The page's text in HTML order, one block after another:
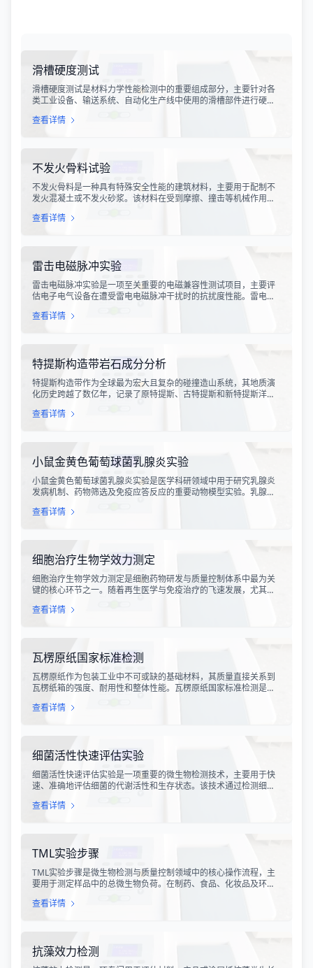
滑槽硬度测试
滑槽硬度测试是材料力学性能检测中的重要组成部分，主要针对各
类工业设备、输送系统、自动化生产线中使用的滑槽部件进行硬度
响设备的使用寿命、运行稳定性和安全性。通过科学的硬度测试，
查看详情
不发火骨料试验
不发火骨料是一种具有特殊安全性能的建筑材料，主要用于配制不
发火混凝土或不发火砂浆。该材料在受到摩擦、撞击等机械作用
炸事故的风险。不发火骨料试验是评定该类材料安全性能的关键检
查看详情
雷击电磁脉冲实验
雷击电磁脉冲实验是一项至关重要的电磁兼容性测试项目，主要评
估电子电气设备在遭受雷电电磁脉冲干扰时的抗扰度性能。雷电作
具有上升时间快、持续时间短、能量密度高等特点，可能对周围的
查看详情
特提斯构造带岩石成分分析
特提斯构造带作为全球最为宏大且复杂的碰撞造山系统，其地质演
化历史跨越了数亿年，记录了原特提斯、古特提斯和新特提斯洋的
板块俯冲、碰撞造山机制以及成矿作用规律的关键手段。特提斯构
查看详情
小鼠金黄色葡萄球菌乳腺炎实验
小鼠金黄色葡萄球菌乳腺炎实验是医学科研领域中用于研究乳腺炎
发病机制、药物筛选及免疫应答反应的重要动物模型实验。乳腺炎
和畜牧业经济均构成显著影响。金黄色葡萄球菌作为引发乳腺炎的
查看详情
细胞治疗生物学效力测定
细胞治疗生物学效力测定是细胞药物研发与质量控制体系中最为关
键的核心环节之一。随着再生医学与免疫治疗的飞速发展，尤其是
确地评估这些“活细胞药物”的临床治疗潜力，成为了监管部门与制药
查看详情
瓦楞原纸国家标准检测
瓦楞原纸作为包装工业中不可或缺的基础材料，其质量直接关系到
瓦楞纸箱的强度、耐用性和整体性能。瓦楞原纸国家标准检测是依
对瓦楞原纸的各项物理性能指标进行系统化测试和评价的过程。该
查看详情
细菌活性快速评估实验
细菌活性快速评估实验是一项重要的微生物检测技术，主要用于快
速、准确地评估细菌的代谢活性和生存状态。该技术通过检测细菌
细菌活性的定量数据，为环境监测、食品安全、医药研发和工业生
查看详情
TML实验步骤
TML实验步骤是微生物检测与质量控制领域中的核心操作流程，主
要用于测定样品中的总微生物负荷。在制药、食品、化妆品及环境
量、安全性以及生产过程控制水平的关键指标。通过对样品中需氧
查看详情
抗藻效力检测